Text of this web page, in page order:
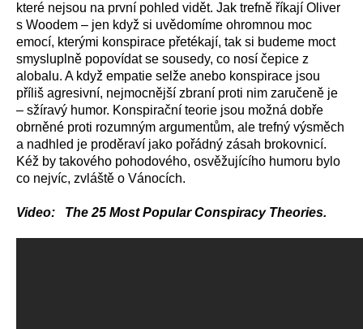
které nejsou na první pohled vidět. Jak trefně říkají Oliver
s Woodem – jen když si uvědomíme ohromnou moc
emocí, kterými konspirace přetékají, tak si budeme moct
smysluplně popovídat se sousedy, co nosí čepice z
alobalu. A když empatie selže anebo konspirace jsou
příliš agresivní, nejmocnější zbraní proti nim zaručeně je
– sžíravý humor. Konspirační teorie jsou možná dobře
obrněné proti rozumným argumentům, ale trefný výsměch
a nadhled je proděraví jako pořádný zásah brokovnicí.
Kéž by takového pohodového, osvěžujícího humoru bylo
co nejvíc, zvláště o Vánocích.
Video: The 25 Most Popular Conspiracy Theories.